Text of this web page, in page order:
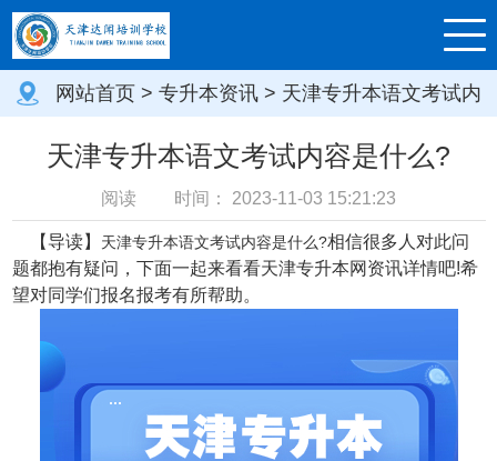
网站首页 > 专升本资讯 > 天津专升本语文考试内
容是什么?
天津专升本语文考试内容是什么?
阅读 时间： 2023-11-03 15:21:23
【导读】 天津专升本语文考试内容是什么?相信很多人对此问
题都抱有疑问，下面一起来看看天津专升本网资讯详情吧!希
望对同学们报名报考有所帮助。